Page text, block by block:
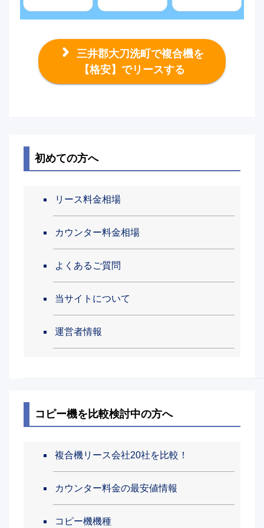
三井郡大刀洗町で複合機を
【格安】でリースする
初めての方へ
リース料金相場
カウンター料金相場
よくあるご質問
当サイトについて
運営者情報
コピー機を比較検討中の方へ
複合機リース会社20社を比較！
カウンター料金の最安値情報
コピー機機種